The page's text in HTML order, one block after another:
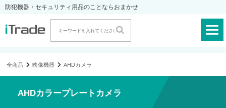
防犯機器・セキュリティ用品のことならおまかせ
全商品 映像機器 AHDカメラ
AHDカラープレートカメラ